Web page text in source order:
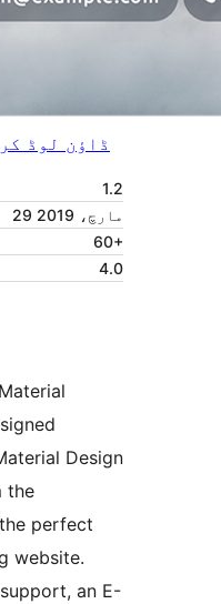
ڈاؤن لوڈ
1.2
29 مارچ، 2019
60+
4.0
Design
the
perfect
website.
an E-